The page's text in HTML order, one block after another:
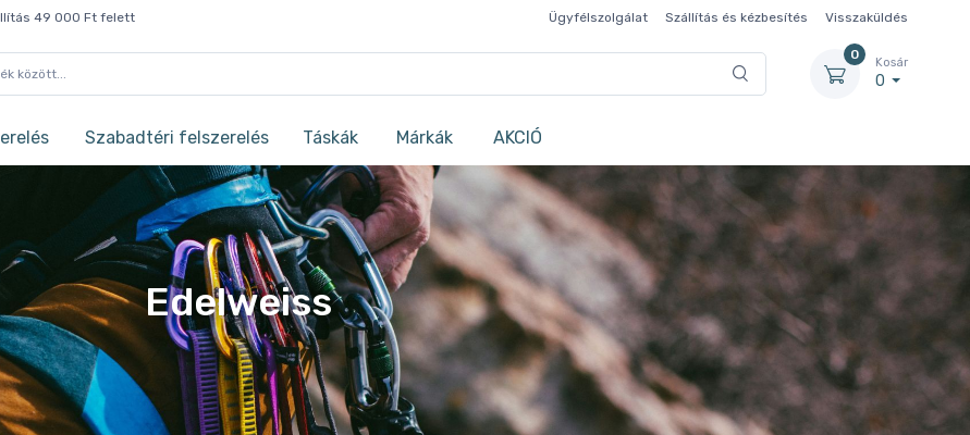
49 000 Ft felett Ügyfélszolgálat Szállítás és kézbesítés Visszaküldés
0
Kosár
0
Szabadtéri felszerelés Táskák Márkák AKCIÓ
Edelweiss